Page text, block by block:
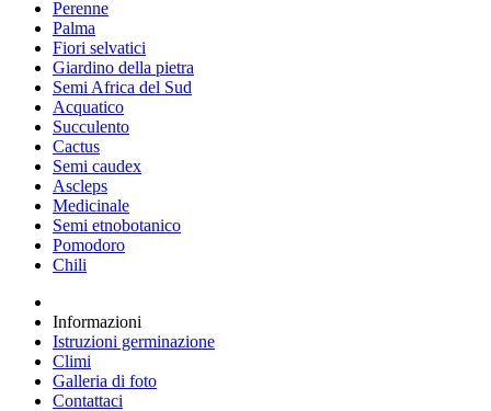
Perenne
Palma
Fiori selvatici
Giardino della pietra
Semi Africa del Sud
Acquatico
Succulento
Cactus
Semi caudex
Ascleps
Medicinale
Semi etnobotanico
Pomodoro
Chili
Informazioni
Istruzioni germinazione
Climi
Galleria di foto
Contattaci